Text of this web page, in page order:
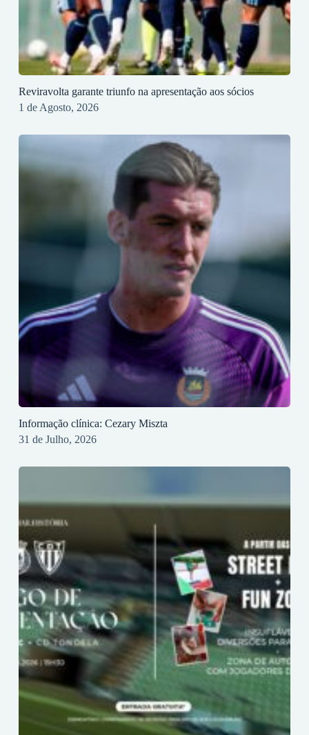
Reviravolta garante triunfo na apresentação aos sócios
1 de Agosto, 2026
Informação clínica: Cezary Miszta
31 de Julho, 2026